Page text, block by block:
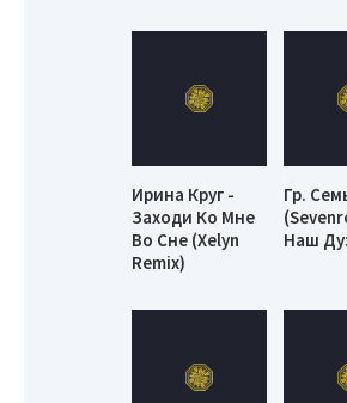
Ирина Круг -
Заходи Ко Мне
Во Сне (Xelyn
Remix)
Гр.
Наш